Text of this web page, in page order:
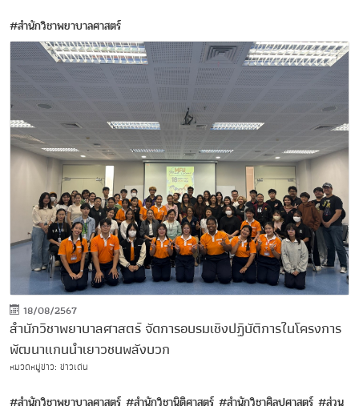
#สำนักวิชาพยาบาลศาสตร์
18/08/2567
สำนักวิชาพยาบาลศาสตร์ จัดการอบรมเชิงปฏิบัติการในโครงการ
พัฒนาแกนนำเยาวชนพลังบวก
หมวดหมู่ข่าว: ข่าวเด่น
#สำนักวิชาพยาบาลศาสตร์ #สำนักวิชานิติศาสตร์ #สำนักวิชาศิลปศาสตร์ #ส่วน